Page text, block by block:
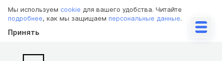
Мы используем cookie для вашего удобства. Читайте
подробнее, как мы защищаем персональные данные.
Принять